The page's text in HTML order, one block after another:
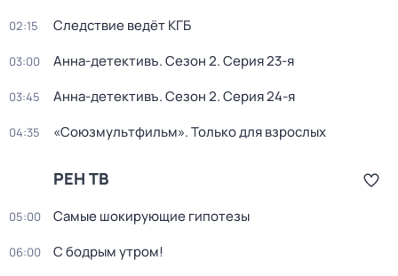
02:15 Следствие ведёт КГБ
03:00 Анна-детективъ. Сезон 2. Серия 23-я
03:45 Анна-детективъ. Сезон 2. Серия 24-я
04:35 «Союзмультфильм». Только для взрослых
РЕН ТВ
05:00 Самые шoкиpующие гипотезы
06:00 С бодрым утром!